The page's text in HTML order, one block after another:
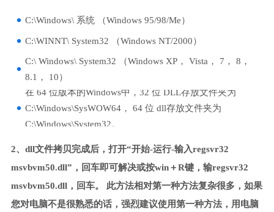
C:\Windows\ 系统 （Windows 95/98/Me）
C:\WINNT\ System32 （Windows NT/2000）
C:\ Windows\ System32 （Windows XP， Vista， 7， 8，
8.1， 10）
在 64 位版本的Windows中，32 位 DLL存放文件夹为
C:\Windows\SysWOW64， 64 位 dll存放文件夹为
C:\Windows\System32。
2、dll文件拷贝完成后，打开“开始-运行-输入regsvr32
msvbvm50.dll”，回车即可解决或按win＋R键，输regsvr32
msvbvm50.dll，回车。 此方法相对第一种方法复杂很多，如果
您对电脑不是很熟悉的话，强烈建议使用第一种方法，用电脑